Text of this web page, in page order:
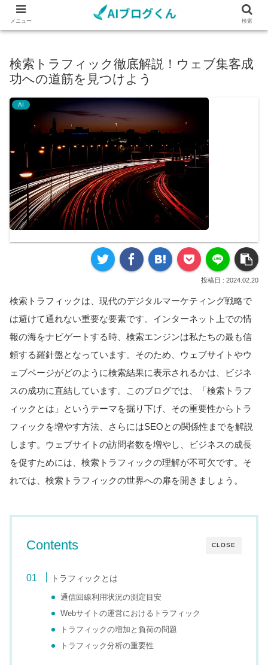
検索トラフィック徹底解説！ウェブ集客成
功への道筋を見つけよう
AI
2024.02.20
検索トラフィックは、現代のデジタルマーケティング戦略で
は避けて通れない重要な要素です。インターネット上での情
報の海をナビゲートする時、検索エンジンは私たちの最も信
頼する羅針盤となっています。そのため、ウェブサイトやウ
ェブページがどのように検索結果に表示されるかは、ビジネ
スの成功に直結しています。このブログでは、「検索トラフ
ィックとは」というテーマを掘り下げ、その重要性からトラ
フィックを増やす方法、さらにはSEOとの関係性までを解説
します。ウェブサイトの訪問者数を増やし、ビジネスの成長
を促すためには、検索トラフィックの理解が不可欠です。そ
れでは、検索トラフィックの世界への扉を開きましょう。
CLOSE
Contents
トラフィックとは
通信回線利用状況の測定目安
Webサイトの運営におけるトラフィック
トラフィックの増加と負荷の問題
トラフィック分析の重要性
メニュー 検索